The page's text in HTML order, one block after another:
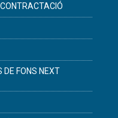
DE FONS NEXT